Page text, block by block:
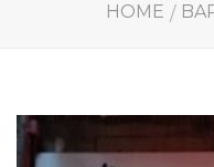
HOME /